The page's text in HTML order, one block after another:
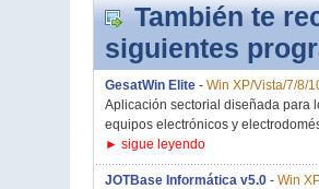
También te
siguientes
GesatWin Elite- Win XP/Vista/7/8/
Aplicación sectorial diseñada para
equipos electrónicos y
► sigue leyendo
JOTBase Informática v5.0- Win